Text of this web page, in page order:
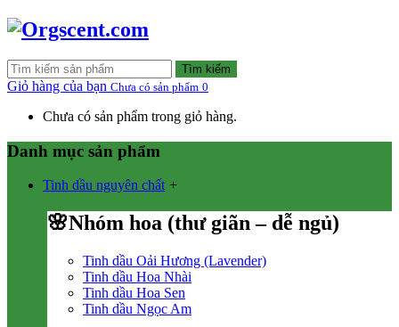
Tìm kiếm
Giỏ hàng của bạn Chưa có sản phẩm 0
Chưa có sản phẩm trong giỏ hàng.
Danh mục sản phẩm
Tinh dầu nguyên chất +
🌸Nhóm hoa (thư giãn – dễ ngủ)
Tinh dầu Oải Hương (Lavender)
Tinh dầu Hoa Nhài
Tinh dầu Hoa Sen
Tinh dầu Ngọc Am